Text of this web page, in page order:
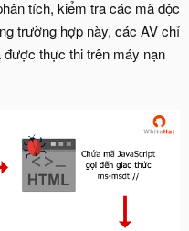
tích, kiểm tra các mã độc
trường hợp này, các AV chỉ
thực thi trên máy nạn